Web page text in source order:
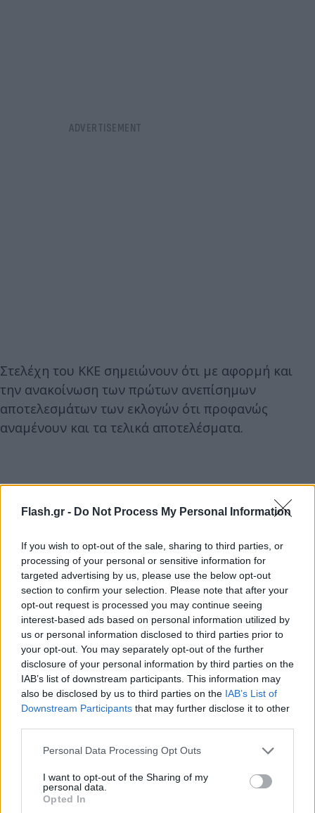
Flash.gr - Do Not Process My Personal Information
If you wish to opt-out of the sale, sharing to third parties, or
processing of your personal or sensitive information for
targeted advertising by us, please use the below opt-out
section to confirm your selection. Please note that after your
opt-out request is processed you may continue seeing
interest-based ads based on personal information utilized by
us or personal information disclosed to third parties prior to
your opt-out. You may separately opt-out of the further
disclosure of your personal information by third parties on the
IAB’s list of downstream participants. This information may
also be disclosed by us to third parties on the IAB’s List of
Downstream Participants that may further disclose it to other
Please note that this website/app uses one or more Google
not limited to your visit or usage behaviour. You may click to
grant or deny consent to Google and its third-party tags to
use your data for below specified purposes in below Google
Personal Data Processing Opt Outs
I want to opt-out of the Sharing of my
personal data.
Opted In
Στελέχη του ΚΚΕ σημειώνουν ότι με αφορμή και
την ανακοίνωση των πρώτων ανεπίσημων
αποτελεσμάτων των εκλογών ότι προφανώς
αναμένουν και τα τελικά αποτελέσματα.